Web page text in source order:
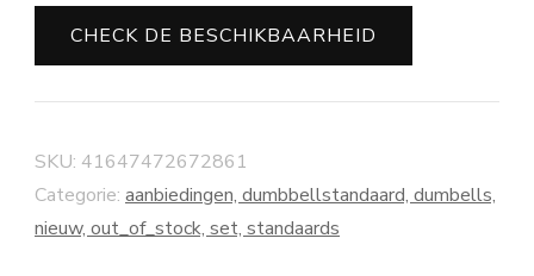
CHECK DE BESCHIKBAARHEID
SKU: 41647472672861
Categorie: aanbiedingen, dumbbellstandaard, dumbells,
nieuw, out_of_stock, set, standaards